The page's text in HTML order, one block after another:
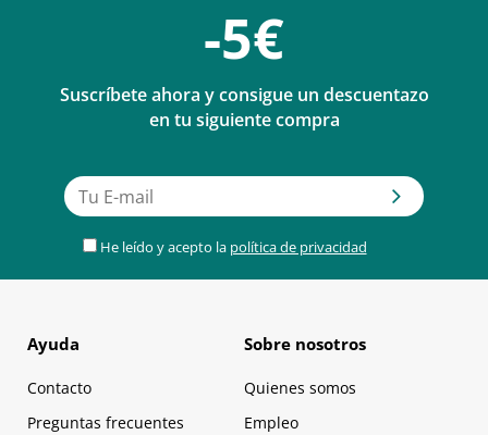
-5€
Suscríbete ahora y consigue un descuentazo
en tu siguiente compra
He leído y acepto la política de privacidad
Ayuda
Contacto
Preguntas frecuentes
Sobre nosotros
Quienes somos
Empleo